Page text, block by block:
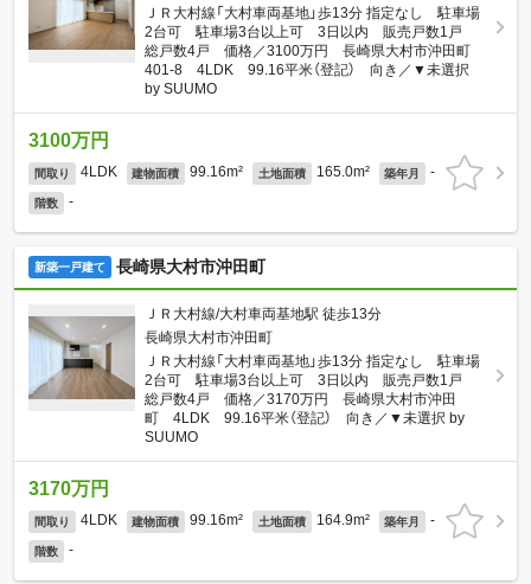
ＪＲ大村線「大村車両基地」歩13分 指定なし 駐車場
2台可 駐車場3台以上可 3日以内 販売戸数1戸
総戸数4戸 価格／3100万円 長崎県大村市沖田町
401-8 4LDK 99.16平米（登記） 向き／▼未選択
by SUUMO
3100万円
間取り 4LDK 建物面積 99.16m² 土地面積 165.0m² 築年月 -
階数 -
新築一戸建て 長崎県大村市沖田町
ＪＲ大村線/大村車両基地駅 徒歩13分
長崎県大村市沖田町
ＪＲ大村線「大村車両基地」歩13分 指定なし 駐車場
2台可 駐車場3台以上可 3日以内 販売戸数1戸
総戸数4戸 価格／3170万円 長崎県大村市沖田
町 4LDK 99.16平米（登記） 向き／▼未選択 by
SUUMO
3170万円
間取り 4LDK 建物面積 99.16m² 土地面積 164.9m² 築年月 -
階数 -